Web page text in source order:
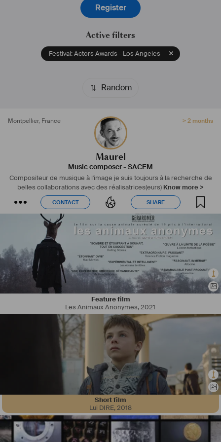
Register
Active filters
Festival: Actors Awards - Los Angeles
Random
Montpellier, France > 2 months
Maurel
Music composer-SACEM
Compositeur de musique à l'image je suis toujours à la recherche de
belles collaborations avec des réalisatrices(eurs) Know more >
CONTACT SHARE
CONTACT SHARE
Feature film
Les Animaux Anonymes,2021
Short film
Lui DIRE,2018